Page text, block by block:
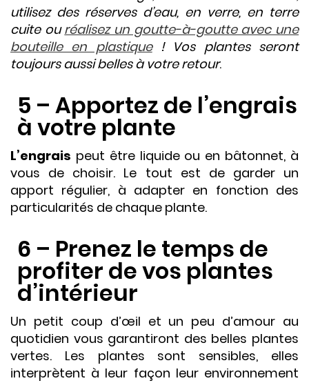
utilisez des réserves d’eau, en verre, en terre
cuite ouréalisez un goutte-à-goutte avec une
bouteille en plastique! Vos plantes seront
toujours aussi belles à votre retour.
5 – Apportez de l’engrais
à votre plante
L’engrais peut être liquide ou en bâtonnet, à
vous de choisir. Le tout est de garder un
apport régulier, à adapter en fonction des
particularités de chaque plante.
6 – Prenez le temps de
profiter de vos plantes
d’intérieur
Un petit coup d’œil et un peu d’amour au
quotidien vous garantiront des belles plantes
vertes. Les plantes sont sensibles, elles
interprètent à leur façon leur environnement